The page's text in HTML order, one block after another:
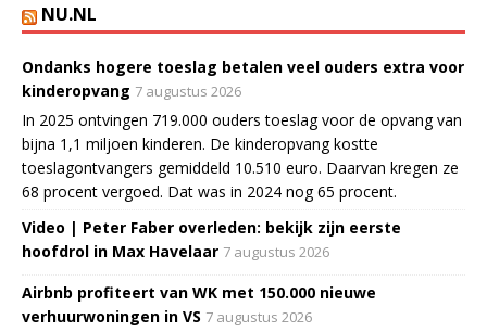
NU.NL
Ondanks hogere toeslag betalen veel ouders extra voor
kinderopvang 7 augustus 2026
In 2025 ontvingen 719.000 ouders toeslag voor de opvang van
bijna 1,1 miljoen kinderen. De kinderopvang kostte
toeslagontvangers gemiddeld 10.510 euro. Daarvan kregen ze
68 procent vergoed. Dat was in 2024 nog 65 procent.
Video | Peter Faber overleden: bekijk zijn eerste
hoofdrol in Max Havelaar 7 augustus 2026
Airbnb profiteert van WK met 150.000 nieuwe
verhuurwoningen in VS 7 augustus 2026